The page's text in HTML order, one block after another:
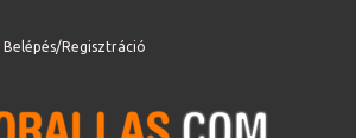
Belépés/Regisztráció